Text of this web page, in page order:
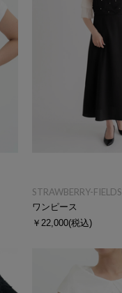
STRAWBERRY-FIELDS
ワンピース
￥22,000(税込)